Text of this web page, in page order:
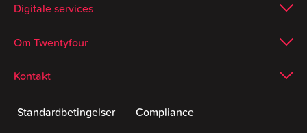
Digitale services
Om Twentyfour
Kontakt
Standardbetingelser
Compliance